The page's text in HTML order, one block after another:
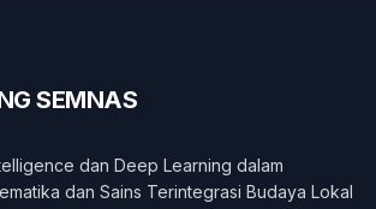
SEMNAS
dan Deep Learning dalam
dan Sains Terintegrasi Budaya Lokal